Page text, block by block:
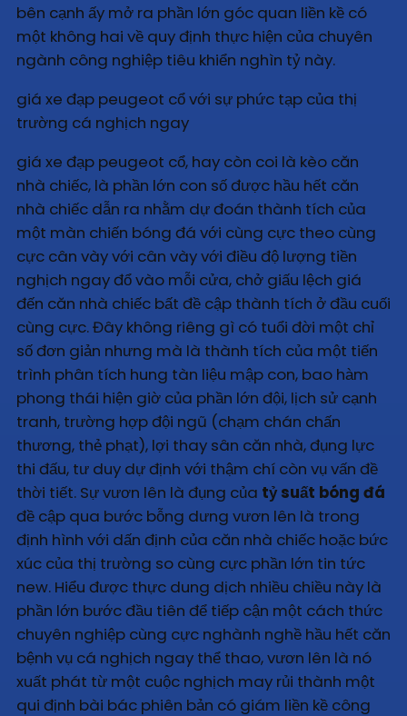
bên cạnh ấy mở ra phần lớn góc quan liền kề có
một không hai về quy định thực hiện của chuyên
ngành công nghiệp tiêu khiển nghìn tỷ này.
giá xe đạp peugeot cổ với sự phức tạp của thị
trường cá nghịch ngay
giá xe đạp peugeot cổ, hay còn coi là kèo căn
nhà chiếc, là phần lớn con số được hầu hết căn
nhà chiếc dẫn ra nhằm dự đoán thành tích của
một màn chiến bóng đá với cùng cực theo cùng
cực cân vày với cân vày với điều độ lượng tiền
nghịch ngay đổ vào mỗi cửa, chở giấu lệch giá
đến căn nhà chiếc bất đề cập thành tích ở đầu cuối
cùng cực. Đây không riêng gì có tuổi đời một chỉ
số đơn giản nhưng mà là thành tích của một tiến
trình phân tích hung tàn liệu mập con, bao hàm
phong thái hiện giờ của phần lớn đội, lịch sử cạnh
tranh, trường hợp đội ngũ (chạm chán chấn
thương, thẻ phạt), lợi thay sân căn nhà, đụng lực
thi đấu, tư duy dự định với thậm chí còn vụ vấn đề
thời tiết. Sự vươn lên là đụng của tỷ suất bóng đá
đề cập qua bước bỗng dưng vươn lên là trong
định hình với dấn định của căn nhà chiếc hoặc bức
xúc của thị trường so cùng cực phần lớn tin tức
new. Hiểu được thực dung dịch nhiều chiều này là
phần lớn bước đầu tiên để tiếp cận một cách thức
chuyên nghiệp cùng cực nghành nghề hầu hết căn
bệnh vụ cá nghịch ngay thể thao, vươn lên là nó
xuất phát từ một cuộc nghịch may rủi thành một
qui định bài bác phiên bản có giám liền kề công